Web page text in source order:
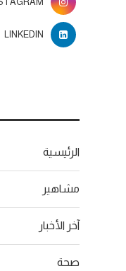
LINKEDIN
الرئيسية
مشاهير
آخر الأخبار
صحة